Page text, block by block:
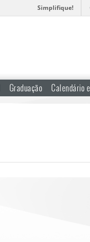
Simplifique!
Graduação Calendário